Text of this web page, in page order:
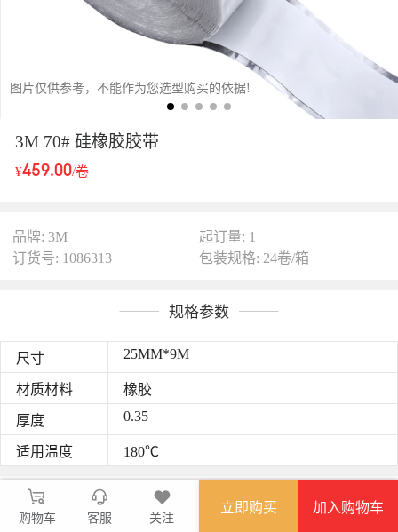
图片仅供参考，不能作为您选型购买的依据!
3M 70# 硅橡胶胶带
¥459.00/卷
品牌: 3M
起订量: 1
订货号: 1086313
包装规格: 24卷/箱
规格参数
尺寸 25MM*9M
材质材料 橡胶
厚度 0.35
适用温度 180℃
图文详情
自融硅胶电气胶带；
购物车 客服 关注
立即购买 加入购物车